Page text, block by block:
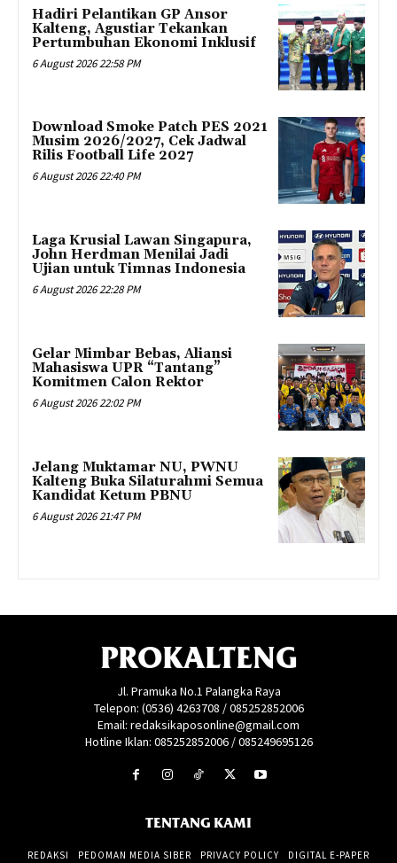
Hadiri Pelantikan GP Ansor
Kalteng, Agustiar Tekankan
Pertumbuhan Ekonomi Inklusif
6 August 2026 22:58 PM
Download Smoke Patch PES 2021
Musim 2026/2027, Cek Jadwal
Rilis Football Life 2027
6 August 2026 22:40 PM
Laga Krusial Lawan Singapura,
John Herdman Menilai Jadi
Ujian untuk Timnas Indonesia
6 August 2026 22:28 PM
Gelar Mimbar Bebas, Aliansi
Mahasiswa UPR “Tantang”
Komitmen Calon Rektor
6 August 2026 22:02 PM
Jelang Muktamar NU, PWNU
Kalteng Buka Silaturahmi Semua
Kandidat Ketum PBNU
6 August 2026 21:47 PM
PROKALTENG
Jl. Pramuka No.1 Palangka Raya
Telepon: (0536) 4263708 / 085252852006
Email: redaksikaposonline@gmail.com
Hotline Iklan: 085252852006 / 085249695126
TENTANG KAMI
REDAKSI PEDOMAN MEDIA SIBER PRIVACY POLICY DIGITAL E-PAPER